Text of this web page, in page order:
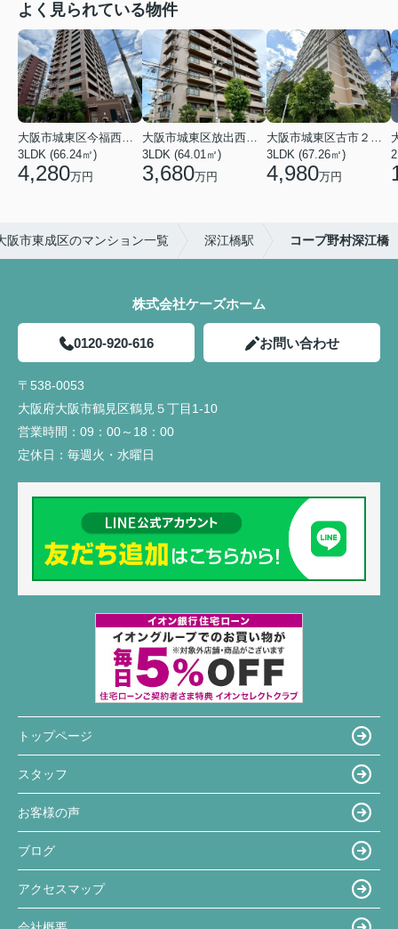
よく見られている物件
大阪市城東区今福西６丁目
3LDK (66.24㎡)
4,280万円
大阪市城東区放出西１丁目
3LDK (64.01㎡)
3,680万円
大阪市城東区古市２丁目
3LDK (67.26㎡)
4,980万円
阪市東成区のマンション一覧 深江橋駅 コープ野村深江橋
株式会社ケーズホーム
0120-920-616 お問い合わせ
〒538-0053
大阪府大阪市鶴見区鶴見５丁目1-10
営業時間： 09：00～18：00
定休日： 毎週火・水曜日
トップページ
スタッフ
お客様の声
ブログ
アクセスマップ